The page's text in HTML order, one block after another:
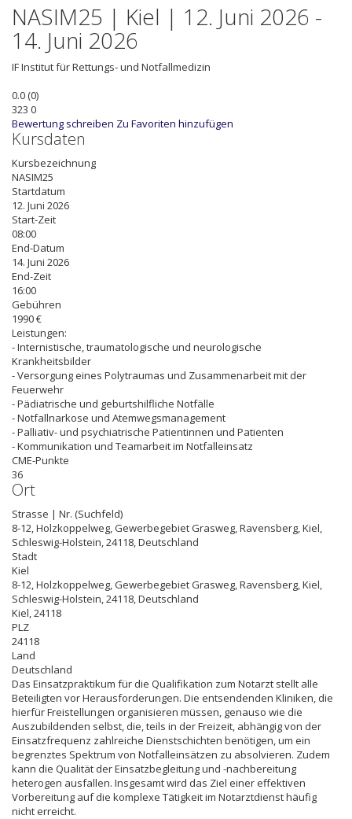
NASIM25 | Kiel | 12. Juni 2026 -
14. Juni 2026
IFInstitut für Rettungs- und Notfallmedizin
0.0(0)
323 0
Bewertung schreiben Zu Favoriten hinzufügen
Kursdaten
Kursbezeichnung
NASIM25
Startdatum
12. Juni 2026
Start-Zeit
08:00
End-Datum
14. Juni 2026
End-Zeit
16:00
Gebühren
1990 €
Leistungen:
- Internistische, traumatologische und neurologische
Krankheitsbilder
- Versorgung eines Polytraumas und Zusammenarbeit mit der
Feuerwehr
- Pädiatrische und geburtshilfliche Notfälle
- Notfallnarkose und Atemwegsmanagement
- Palliativ- und psychiatrische Patientinnen und Patienten
- Kommunikation und Teamarbeit im Notfalleinsatz
CME-Punkte
36
Ort
Strasse | Nr. (Suchfeld)
8-12, Holzkoppelweg, Gewerbegebiet Grasweg, Ravensberg, Kiel,
Schleswig-Holstein, 24118, Deutschland
Stadt
Kiel
8-12, Holzkoppelweg, Gewerbegebiet Grasweg, Ravensberg, Kiel,
Schleswig-Holstein, 24118, Deutschland
Kiel,24118
PLZ
24118
Land
Deutschland
Das Einsatzpraktikum für die Qualifikation zum Notarzt stellt alle
Beteiligten vor Herausforderungen. Die entsendenden Kliniken, die
hierfür Freistellungen organisieren müssen, genauso wie die
Auszubildenden selbst, die, teils in der Freizeit, abhängig von der
Einsatzfrequenz zahlreiche Dienstschichten benötigen, um ein
begrenztes Spektrum von Notfalleinsätzen zu absolvieren. Zudem
kann die Qualität der Einsatzbegleitung und -nachbereitung
heterogen ausfallen. Insgesamt wird das Ziel einer effektiven
Vorbereitung auf die komplexe Tätigkeit im Notarztdienst häufig
nicht erreicht.